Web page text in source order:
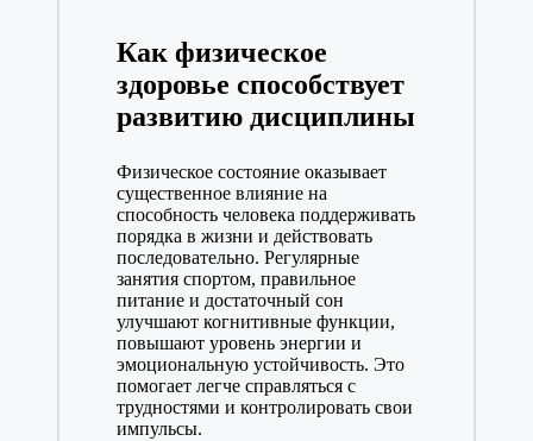
Как физическое
здоровье способствует
развитию дисциплины
Физическое состояние оказывает
существенное влияние на
способность человека поддерживать
порядка в жизни и действовать
последовательно. Регулярные
занятия спортом, правильное
питание и достаточный сон
улучшают когнитивные функции,
повышают уровень энергии и
эмоциональную устойчивость. Это
помогает легче справляться с
трудностями и контролировать свои
импульсы.